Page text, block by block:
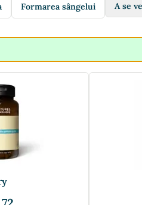
Formarea sângelui A se